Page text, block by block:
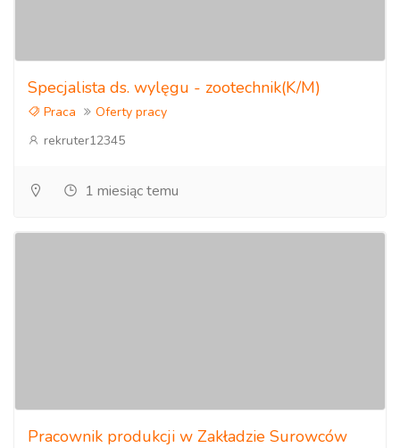
Specjalista ds. wylęgu - zootechnik(K/M)
Praca
Oferty pracy
rekruter12345
1 miesiąc temu
Pracownik produkcji w Zakładzie Surowców